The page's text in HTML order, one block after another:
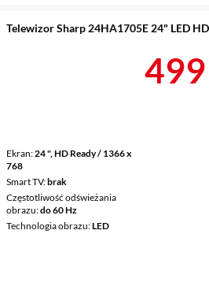
Telewizor Sharp 24HA1705E 24" LED
Ekran 24 ", HD Ready / 1366 x
768
Smart TV brak
Częstotliwość odświeżania
obrazu do 60 Hz
Technologia obrazu LED
499